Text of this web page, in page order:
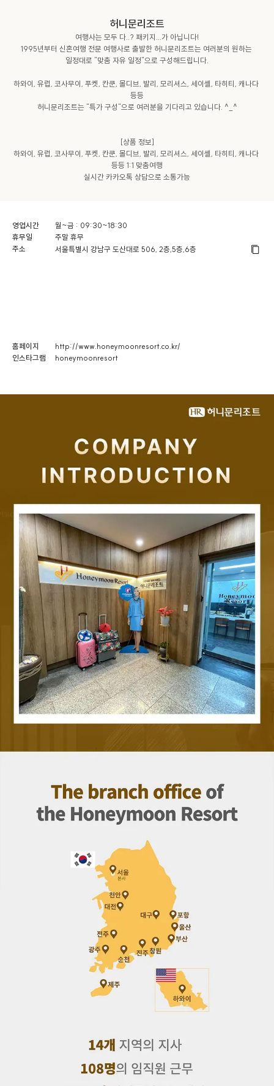
허니문리조트
여행사는 모두 다..? 패키지...가 아닙니다!
1995년부터 신혼여행 전문 여행사로 출발한 허니문리조트는 여러분의 원하는
일정대로 "맞춤 자유 일정"으로 구성해드립니다.
하와이, 유럽, 코사무이, 푸켓, 칸쿤, 몰디브, 발리, 모리셔스, 세이셸, 타히티, 캐나다
등등
허니문리조트는 "특가 구성"으로 여러분을 기다리고 있습니다. ^_^
[상품 정보]
하와이, 유럽, 코사무이, 푸켓, 칸쿤, 몰디브, 발리, 모리셔스, 세이셸, 타히티, 캐나다
등등 1:1 맞춤여행
영업시간
월~금 : 09:30~18:30
휴무일
주말 휴무
주소
서울특별시 강남구 도산대로 506, 2층,5층,6층
홈페이지
http://www.honeymoonresort.co.kr/
인스타그램
honeymoonresort